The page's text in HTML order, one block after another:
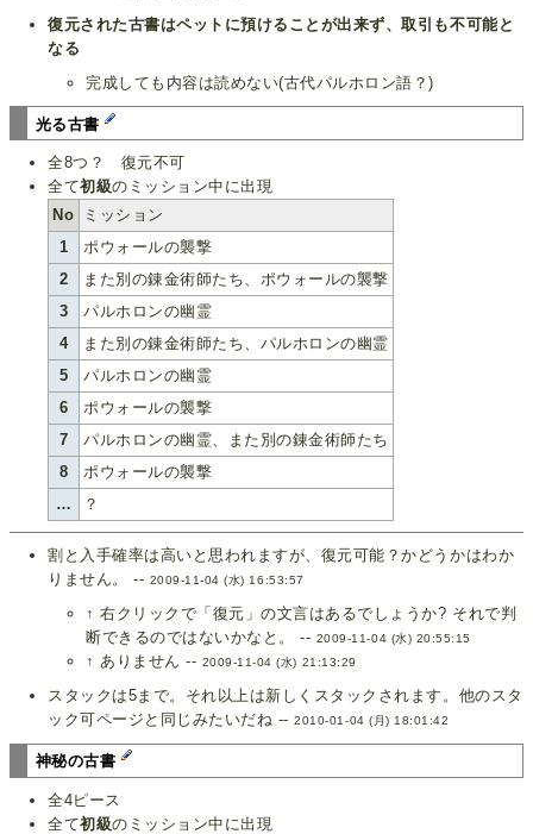
復元された古書はペットに預けることが出来ず、取引も不可能と
なる
完成しても内容は読めない(古代パルホロン語？)
光る古書
全8つ？ 復元不可
全て初級のミッション中に出現
No
ミッション
1
ポウォールの襲撃
2
また別の錬金術師たち、ポウォールの襲撃
3
パルホロンの幽霊
4
また別の錬金術師たち、パルホロンの幽霊
5
パルホロンの幽霊
6
ポウォールの襲撃
7
パルホロンの幽霊、また別の錬金術師たち
8
ポウォールの襲撃
…
？
割と入手確率は高いと思われますが、復元可能？かどうかはわか
りません。 -- 2009-11-04 (水) 16:53:57
↑ 右クリックで「復元」の文言はあるでしょうか? それで判
断できるのではないかなと。 -- 2009-11-04 (水) 20:55:15
↑ ありません -- 2009-11-04 (水) 21:13:29
スタックは5まで。それ以上は新しくスタックされます。他のスタ
ック可ページと同じみたいだね --2010-01-04 (月) 18:01:42
神秘の古書
全4ピース
全て初級のミッション中に出現